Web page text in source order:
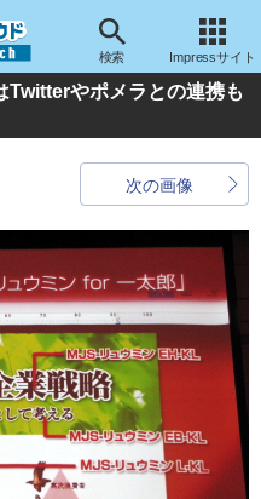
検索 Impressサイト
Twitterやポメラとの連携も
次の画像